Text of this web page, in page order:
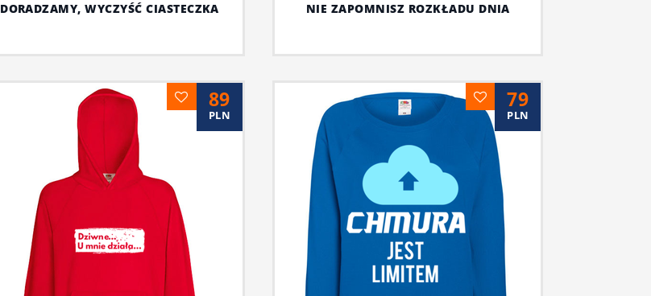
DORADZAMY, WYCZYŚĆ CIASTECZKA NIE ZAPOMNISZ ROZKŁADU DNIA
89
PLN
79
PLN